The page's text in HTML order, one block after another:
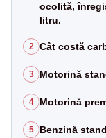
ocolită,
litru.
2 Cât costă
3 Motorină
4 Motorină
5 Benzină